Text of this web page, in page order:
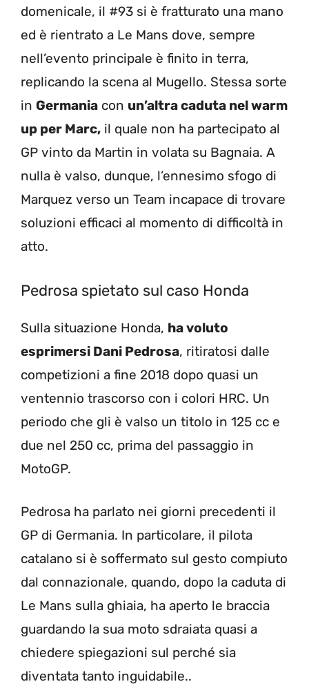
domenicale, il #93 si è fratturato una mano
ed è rientrato a Le Mans dove, sempre
nell’evento principale è finito in terra,
replicando la scena al Mugello. Stessa sorte
in Germania con un’altra caduta nel warm
up per Marc, il quale non ha partecipato al
GP vinto da Martin in volata su Bagnaia. A
nulla è valso, dunque, l’ennesimo sfogo di
Marquez verso un Team incapace di trovare
soluzioni efficaci al momento di difficoltà in
atto.
Pedrosa spietato sul caso Honda
Sulla situazione Honda, ha voluto
esprimersi Dani Pedrosa, ritiratosi dalle
competizioni a fine 2018 dopo quasi un
ventennio trascorso con i colori HRC. Un
periodo che gli è valso un titolo in 125 cc e
due nel 250 cc, prima del passaggio in
MotoGP.
Pedrosa ha parlato nei giorni precedenti il
GP di Germania. In particolare, il pilota
catalano si è soffermato sul gesto compiuto
dal connazionale, quando, dopo la caduta di
Le Mans sulla ghiaia, ha aperto le braccia
guardando la sua moto sdraiata quasi a
chiedere spiegazioni sul perché sia
diventata tanto inguidabile..